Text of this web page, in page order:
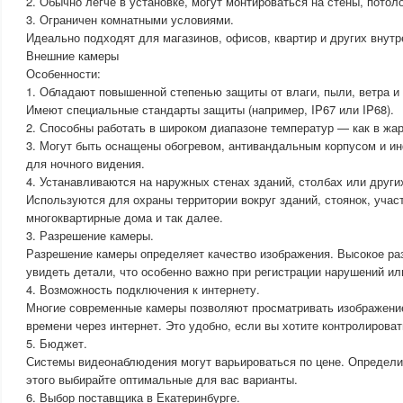
3. Ограничен комнатными условиями.
Идеально подходят для магазинов, офисов, квартир и других
Внешние камеры
Особенности:
1. Обладают повышенной степенью защиты от влаги, пыли, ветра и
Имеют специальные стандарты защиты (например, IP67 или IP68).
2. Способны работать в широком диапазоне температур — как в
3. Могут быть оснащены обогревом, антивандальным корпусом и
для ночного видения.
4. Устанавливаются на наружных стенах зданий, столбах или
Используются для охраны территории вокруг зданий, стоянок,
многоквартирные дома и так далее.
3. Разрешение камеры.
Разрешение камеры определяет качество изображения. Высокое
увидеть детали, что особенно важно при регистрации нарушений
4. Возможность подключения к интернету.
Многие современные камеры позволяют просматривать
времени через интернет. Это удобно, если вы хотите
5. Бюджет.
Системы видеонаблюдения могут варьироваться по цене.
этого выбирайте оптимальные для вас варианты.
6. Выбор поставщика в Екатеринбурге.